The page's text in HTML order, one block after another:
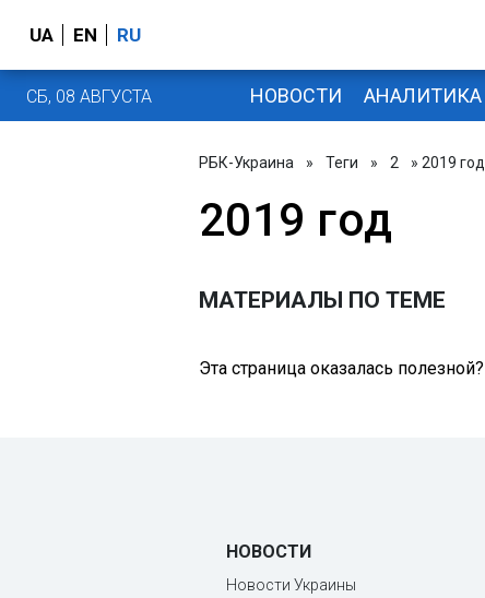
UA EN RU
СБ, 08 АВГУСТА НОВОСТИ АНАЛИТИКА
РБК-Украина » Теги » 2 » 2019 год
2019 год
МАТЕРИАЛЫ ПО ТЕМЕ
Эта страница оказалась полезной?
НОВОСТИ
Новости Украины